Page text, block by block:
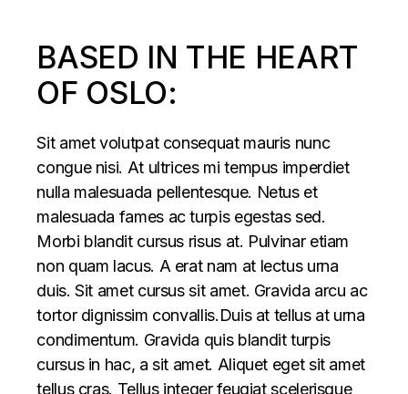
BASED IN THE HEART
OF OSLO:
Sit amet volutpat consequat mauris nunc
congue nisi. At ultrices mi tempus imperdiet
nulla malesuada pellentesque. Netus et
malesuada fames ac turpis egestas sed.
Morbi blandit cursus risus at. Pulvinar etiam
non quam lacus. A erat nam at lectus urna
duis. Sit amet cursus sit amet. Gravida arcu ac
tortor dignissim convallis.Duis at tellus at urna
condimentum. Gravida quis blandit turpis
cursus in hac, a sit amet. Aliquet eget sit amet
tellus cras. Tellus integer feugiat scelerisque